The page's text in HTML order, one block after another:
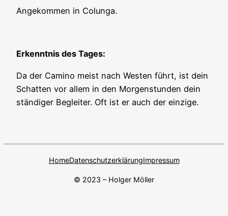
Angekommen in Colunga.
Erkenntnis des Tages:
Da der Camino meist nach Westen führt, ist dein
Schatten vor allem in den Morgenstunden dein
ständiger Begleiter. Oft ist er auch der einzige.
HomeDatenschutzerklärungImpressum
© 2023 – Holger Möller